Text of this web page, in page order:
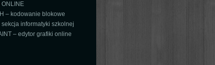
ONLINE
– kodowanie blokowe
sekcja informatyki szkolnej
– edytor grafiki online